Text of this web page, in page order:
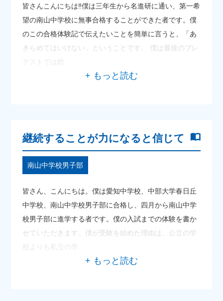
皆さんこんにちは‼僕は三年生から名進研に通い、第一希
望の南山中学校に無事合格することができた者です。僕
のこの合格体験記で伝えたいことを簡単に言うと、「あ
きらめてはいけない」ということです。 僕は最後のプレ
テストでは総
継続することが力になると信じて
南山中学校男子部
皆さん、こんにちは。僕は愛知中学校、中部大学春日丘
中学校、南山中学校男子部に合格し、四月から南山中学
校男子部に進学する者です。僕の入試までの体験を書か
せていただきます。僕が受験を始めた理由は、公立の学
校よりも私立の学